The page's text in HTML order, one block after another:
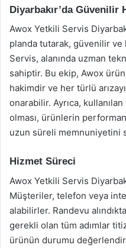
Diyarbakır’da Güvenilir
Awox Yetkili Servis
planda tutarak, güvenilir ve
Servis, alanında uzman
sahiptir. Bu ekip, Awox
hakimdir ve her türlü
onarabilir. Ayrıca,
olması, ürünlerin
uzun süreli memnuniyetini
Hizmet Süreci
Awox Yetkili Servis
Müşteriler, telefon veya
alabilirler. Randevu
gerekli olan tüm adımlar
ürünün durumu